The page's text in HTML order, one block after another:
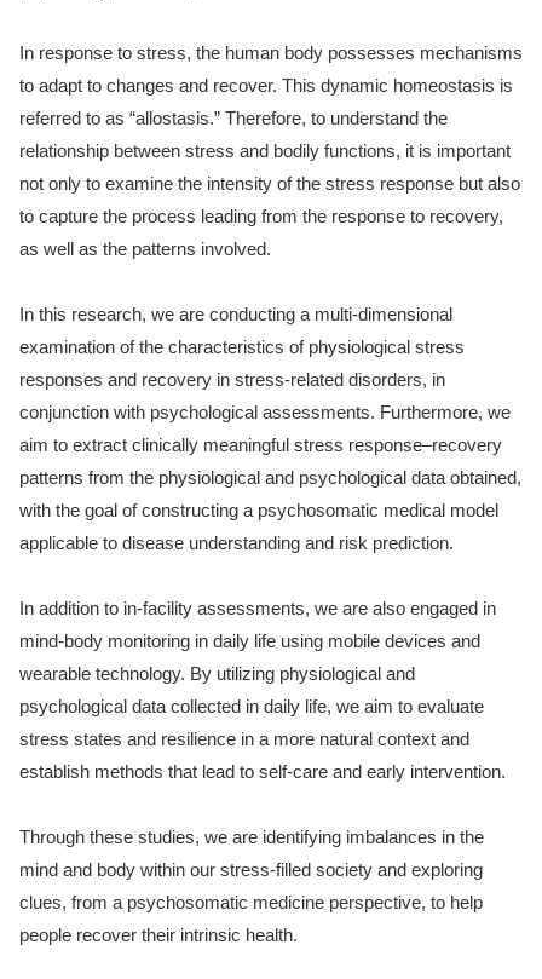
In response to stress, the human body possesses mechanisms
to adapt to changes and recover. This dynamic homeostasis is
referred to as “allostasis.” Therefore, to understand the
relationship between stress and bodily functions, it is important
not only to examine the intensity of the stress response but also
to capture the process leading from the response to recovery,
as well as the patterns involved.
In this research, we are conducting a multi-dimensional
examination of the characteristics of physiological stress
responses and recovery in stress-related disorders, in
conjunction with psychological assessments. Furthermore, we
aim to extract clinically meaningful stress response–recovery
patterns from the physiological and psychological data obtained,
with the goal of constructing a psychosomatic medical model
applicable to disease understanding and risk prediction.
In addition to in-facility assessments, we are also engaged in
mind-body monitoring in daily life using mobile devices and
wearable technology. By utilizing physiological and
psychological data collected in daily life, we aim to evaluate
stress states and resilience in a more natural context and
establish methods that lead to self-care and early intervention.
Through these studies, we are identifying imbalances in the
mind and body within our stress-filled society and exploring
clues, from a psychosomatic medicine perspective, to help
people recover their intrinsic health.